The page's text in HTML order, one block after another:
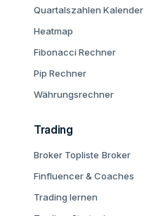
Quartalszahlen Kalender
Heatmap
Fibonacci Rechner
Pip Rechner
Währungsrechner
Trading
Broker Topliste Broker
Finfluencer & Coaches
Trading lernen